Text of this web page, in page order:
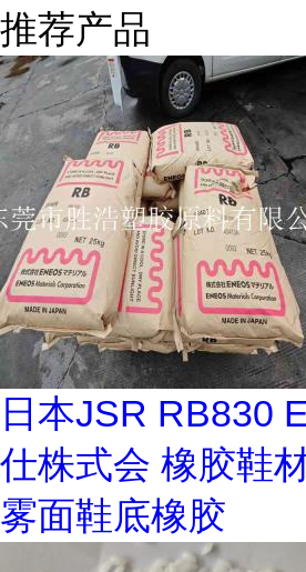
推荐产品
日本JSR RB830
仕株式会 橡胶鞋
雾面鞋底橡胶